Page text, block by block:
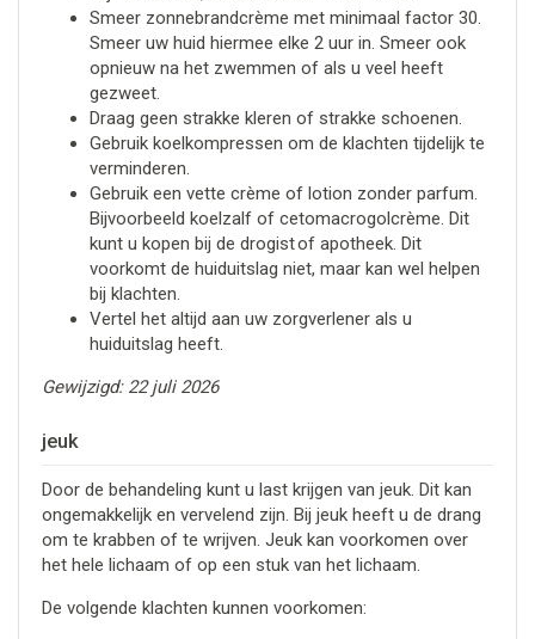
Smeer zonnebrandcrème met minimaal factor 30.
Smeer uw huid hiermee elke 2 uur in. Smeer ook
opnieuw na het zwemmen of als u veel heeft
gezweet.
Draag geen strakke kleren of strakke schoenen.
Gebruik koelkompressen om de klachten tijdelijk te
verminderen.
Gebruik een vette crème of lotion zonder parfum.
Bijvoorbeeld koelzalf of cetomacrogolcrème. Dit
kunt u kopen bij de drogist of apotheek. Dit
voorkomt de huiduitslag niet, maar kan wel helpen
bij klachten.
Vertel het altijd aan uw zorgverlener als u
huiduitslag heeft.
Gewijzigd: 22 juli 2026
jeuk
Door de behandeling kunt u last krijgen van jeuk. Dit kan
ongemakkelijk en vervelend zijn. Bij jeuk heeft u de drang
om te krabben of te wrijven. Jeuk kan voorkomen over
het hele lichaam of op een stuk van het lichaam.
De volgende klachten kunnen voorkomen: